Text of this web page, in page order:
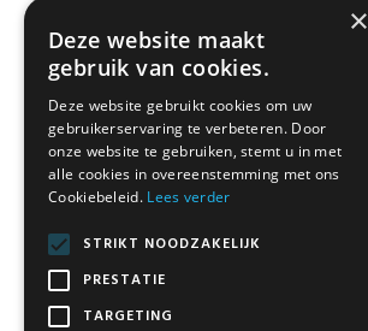
×
Deze website maakt
gebruik van cookies.
Deze website gebruikt cookies om uw
gebruikerservaring te verbeteren. Door
onze website te gebruiken, stemt u in met
alle cookies in overeenstemming met ons
Cookiebeleid. Lees verder
STRIKT NOODZAKELIJK
PRESTATIE
TARGETING